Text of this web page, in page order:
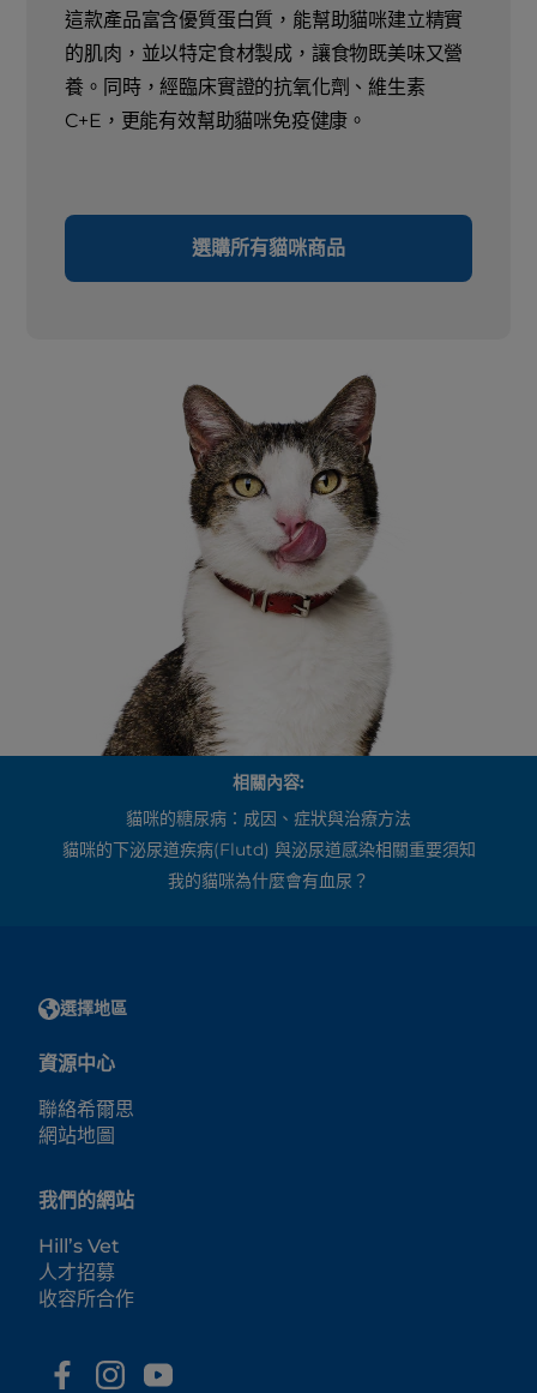
這款產品富含優質蛋白質，能幫助貓咪建立精實
的肌肉，並以特定食材製成，讓食物既美味又營
養。同時，經臨床實證的抗氧化劑、維生素
C+E，更能有效幫助貓咪免疫健康。
選購所有貓咪商品
相關內容:
貓咪的糖尿病：成因、症狀與治療方法
貓咪的下泌尿道疾病(Flutd) 與泌尿道感染相關重要須知
我的貓咪為什麼會有血尿？
選擇地區
資源中心
聯絡希爾思
網站地圖
我們的網站
Hill’s Vet
人才招募
收容所合作